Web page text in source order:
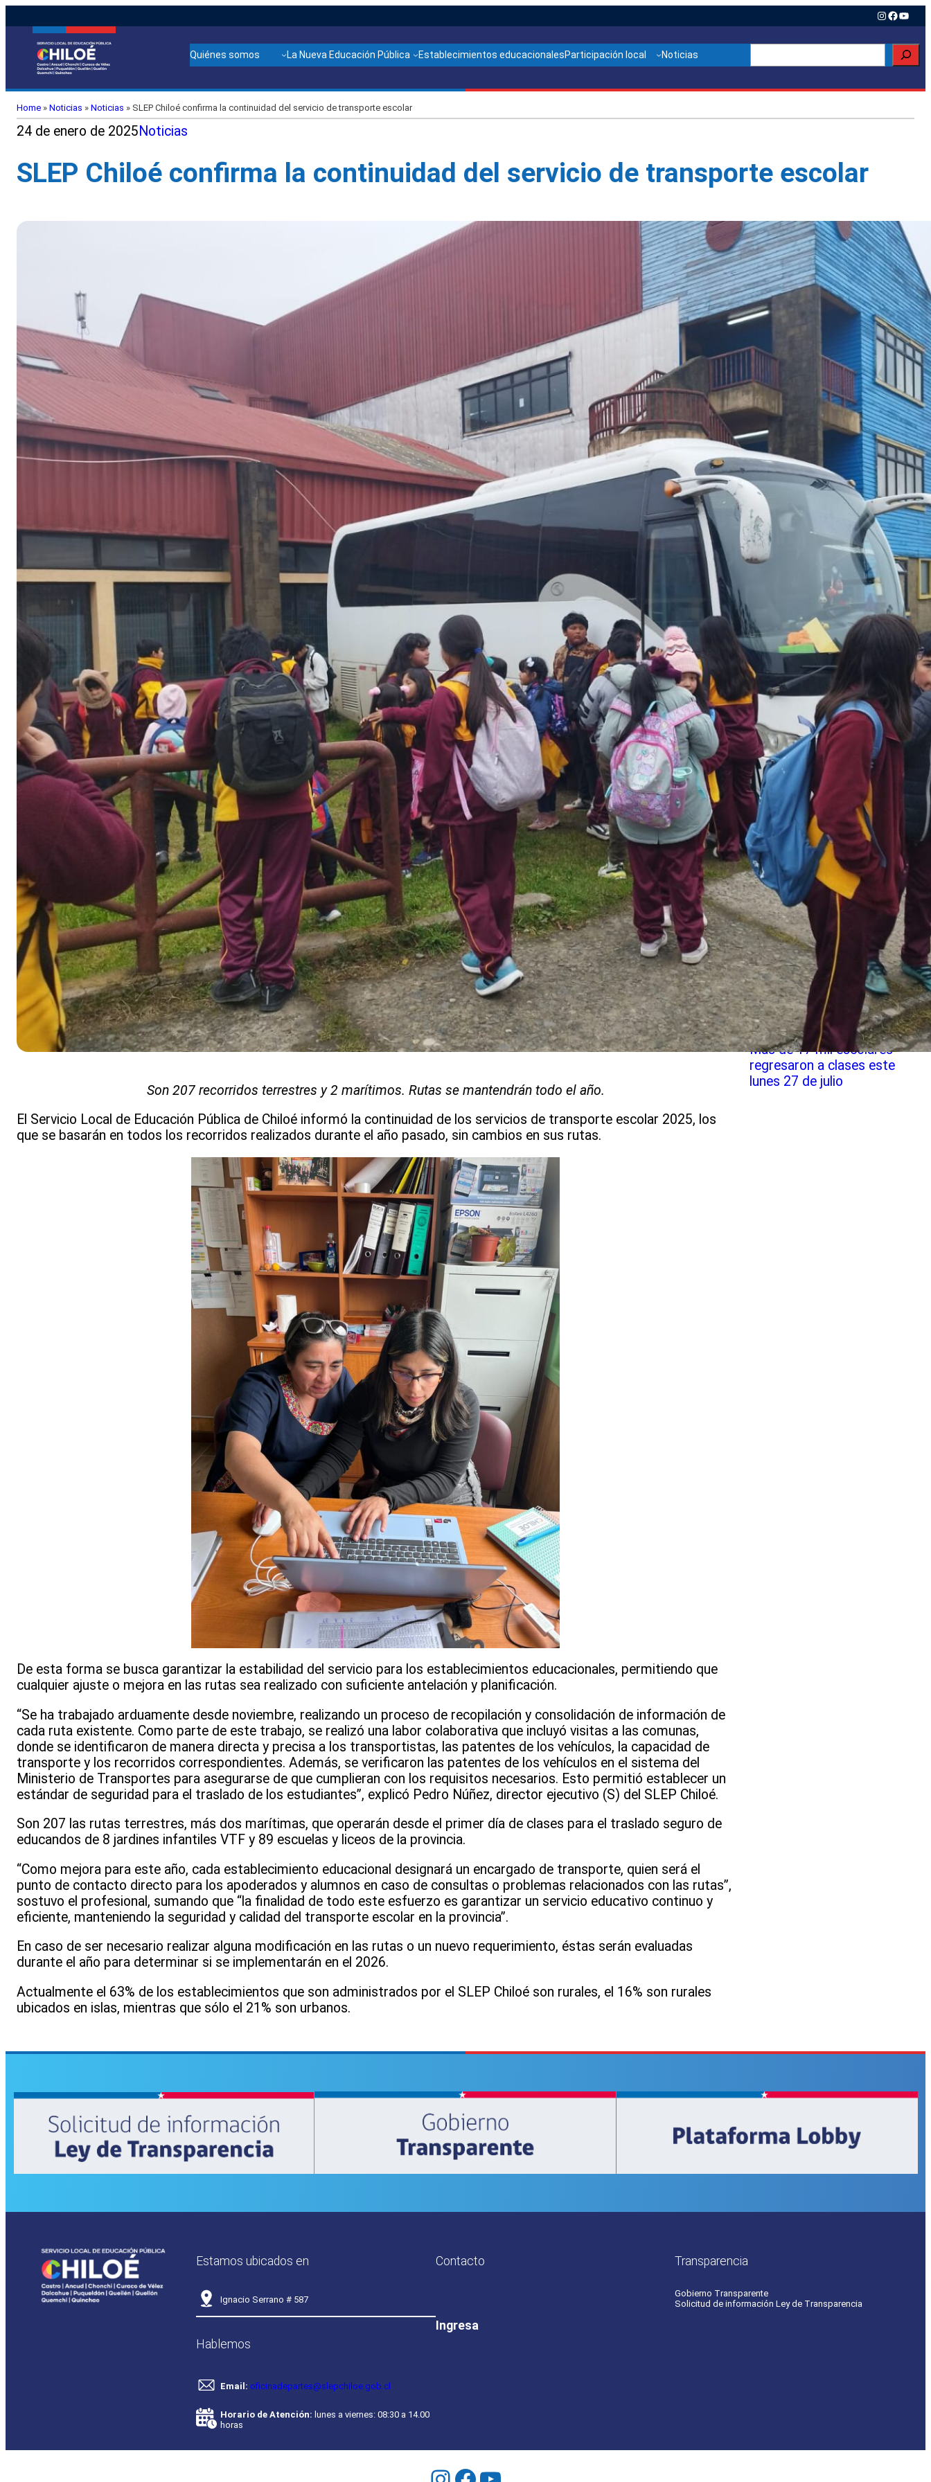
Instagram
Quiénes somos La Nueva Educación Pública Establecimientos educacionalesParticipación local Noticias
Buscar
Home » Noticias » Noticias » SLEP Chiloé confirma la continuidad del servicio de transporte escolar
24 de enero de 2025Noticias
SLEP Chiloé confirma la continuidad del servicio de transporte escolar
Son 207 recorridos terrestres y 2 marítimos. Rutas se mantendrán todo el año.
El Servicio Local de Educación Pública de Chiloé informó la continuidad de los servicios de transporte escolar 2025, los
que se basarán en todos los recorridos realizados durante el año pasado, sin cambios en sus rutas.
De esta forma se busca garantizar la estabilidad del servicio para los establecimientos educacionales, permitiendo que
cualquier ajuste o mejora en las rutas sea realizado con suficiente antelación y planificación.
“Se ha trabajado arduamente desde noviembre, realizando un proceso de recopilación y consolidación de información de
cada ruta existente. Como parte de este trabajo, se realizó una labor colaborativa que incluyó visitas a las comunas,
donde se identificaron de manera directa y precisa a los transportistas, las patentes de los vehículos, la capacidad de
transporte y los recorridos correspondientes. Además, se verificaron las patentes de los vehículos en el sistema del
Ministerio de Transportes para asegurarse de que cumplieran con los requisitos necesarios. Esto permitió establecer un
estándar de seguridad para el traslado de los estudiantes”, explicó Pedro Núñez, director ejecutivo (S) del SLEP Chiloé.
Son 207 las rutas terrestres, más dos marítimas, que operarán desde el primer día de clases para el traslado seguro de
educandos de 8 jardines infantiles VTF y 89 escuelas y liceos de la provincia.
“Como mejora para este año, cada establecimiento educacional designará un encargado de transporte, quien será el
punto de contacto directo para los apoderados y alumnos en caso de consultas o problemas relacionados con las rutas”,
sostuvo el profesional, sumando que “la finalidad de todo este esfuerzo es garantizar un servicio educativo continuo y
eficiente, manteniendo la seguridad y calidad del transporte escolar en la provincia”.
En caso de ser necesario realizar alguna modificación en las rutas o un nuevo requerimiento, éstas serán evaluadas
durante el año para determinar si se implementarán en el 2026.
Actualmente el 63% de los establecimientos que son administrados por el SLEP Chiloé son rurales, el 16% son rurales
ubicados en islas, mientras que sólo el 21% son urbanos.
Otras noticias relacionadas
SLEP Chiloé entrega
tablets para fortalecer el
trabajo pedagógico
A través de diorama
escolares recrearán la
Batalla de Ahui
SLEP Chiloé activa
promoción de la Salud en
establecimientos a
través de alianza con
Autoridad Sanitaria
Nace Red Provincial de
Robótica Educativa de
SLEP Chiloé
Más de 17 mil escolares
regresaron a clases este
lunes 27 de julio
Estamos ubicados en
Ignacio Serrano # 587
Hablemos
Email: oficinadepartes@slepchiloe.gob.cl
Horario de Atención: lunes a viernes: 08:30 a 14.00
horas
Contacto
Ingresa
Transparencia
Gobierno Transparente
Solicitud de información Ley de Transparencia